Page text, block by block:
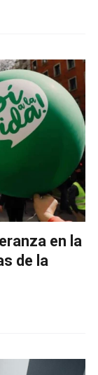
en la
de la